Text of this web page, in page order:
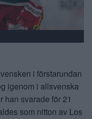
i förstarundan
igenom i allsvenska
han svarade för 21
som nitton av Los